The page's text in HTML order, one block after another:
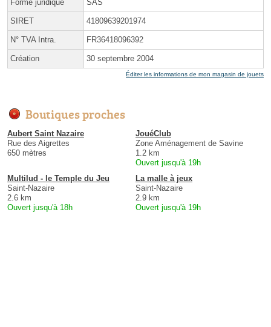
Forme juridique SAS
SIRET 41809639201974
N° TVA Intra. FR36418096392
Création 30 septembre 2004
Éditer les informations de mon magasin de jouets
Boutiques proches
Aubert Saint Nazaire
Rue des Aigrettes
650 mètres
JouéClub
Zone Aménagement de Savine
1.2 km
Ouvert jusqu'à 19h
Multilud - le Temple du Jeu
Saint-Nazaire
2.6 km
Ouvert jusqu'à 18h
La malle à jeux
Saint-Nazaire
2.9 km
Ouvert jusqu'à 19h